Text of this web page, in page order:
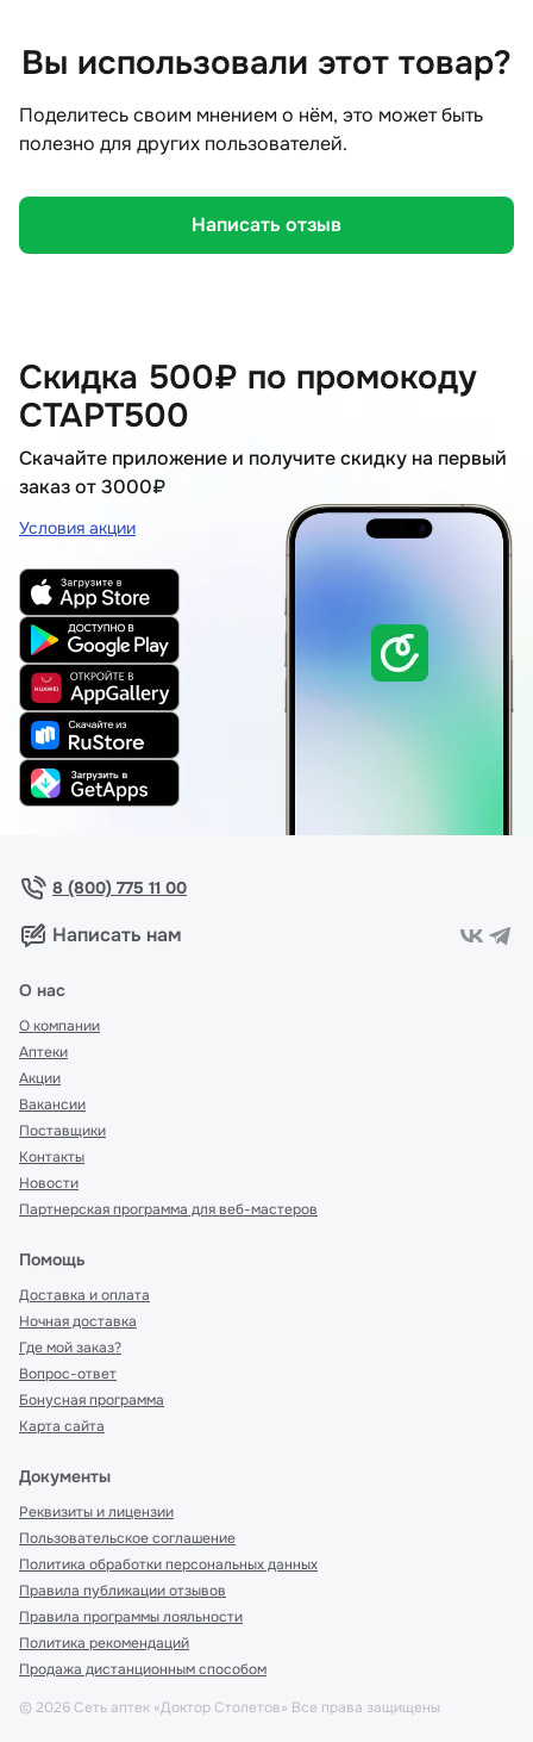
Вы использовали этот товар?
Поделитесь своим мнением о нём, это может быть
полезно для других пользователей.
Написать отзыв
Скидка 500₽ по промокоду
СТАРТ500
Скачайте приложение и получите скидку на первый
заказ от 3000₽
Условия акции
8 (800) 775 11 00
Написать нам
О нас
О компании
Аптеки
Акции
Вакансии
Поставщики
Контакты
Новости
Партнерская программа для веб-мастеров
Помощь
Доставка и оплата
Ночная доставка
Где мой заказ?
Вопрос-ответ
Бонусная программа
Карта сайта
Документы
Реквизиты и лицензии
Пользовательское соглашение
Политика обработки персональных данных
Правила публикации отзывов
Правила программы лояльности
Политика рекомендаций
Продажа дистанционным способом
© 2026 Сеть аптек «Доктор Столетов» Все права защищены